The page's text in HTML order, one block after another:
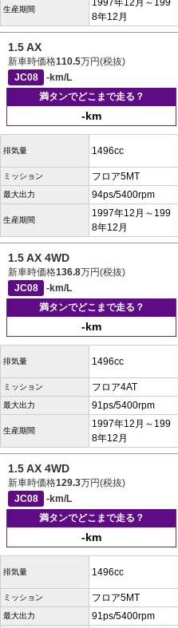
生産期間
1997年12月～199
8年12月
1.5 AX
新車時価格110.5万円(税抜)
JC08
-km/L
満タンでどこまで走る？
-km
排気量 1496cc
ミッション フロア5MT
最大出力 94ps/5400rpm
生産期間
1997年12月～199
8年12月
1.5 AX 4WD
新車時価格136.8万円(税抜)
JC08
-km/L
満タンでどこまで走る？
-km
排気量 1496cc
ミッション フロア4AT
最大出力 91ps/5400rpm
生産期間
1997年12月～199
8年12月
1.5 AX 4WD
新車時価格129.3万円(税抜)
JC08
-km/L
満タンでどこまで走る？
-km
排気量 1496cc
ミッション フロア5MT
最大出力 91ps/5400rpm